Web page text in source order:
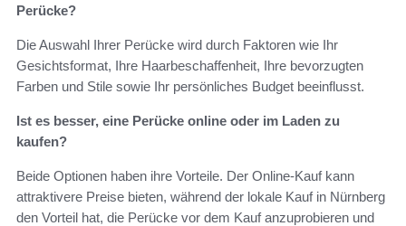
Perücke?
Die Auswahl Ihrer Perücke wird durch Faktoren wie Ihr
Gesichtsformat, Ihre Haarbeschaffenheit, Ihre bevorzugten
Farben und Stile sowie Ihr persönliches Budget beeinflusst.
Ist es besser, eine Perücke online oder im Laden zu
kaufen?
Beide Optionen haben ihre Vorteile. Der Online-Kauf kann
attraktivere Preise bieten, während der lokale Kauf in Nürnberg
den Vorteil hat, die Perücke vor dem Kauf anzuprobieren und